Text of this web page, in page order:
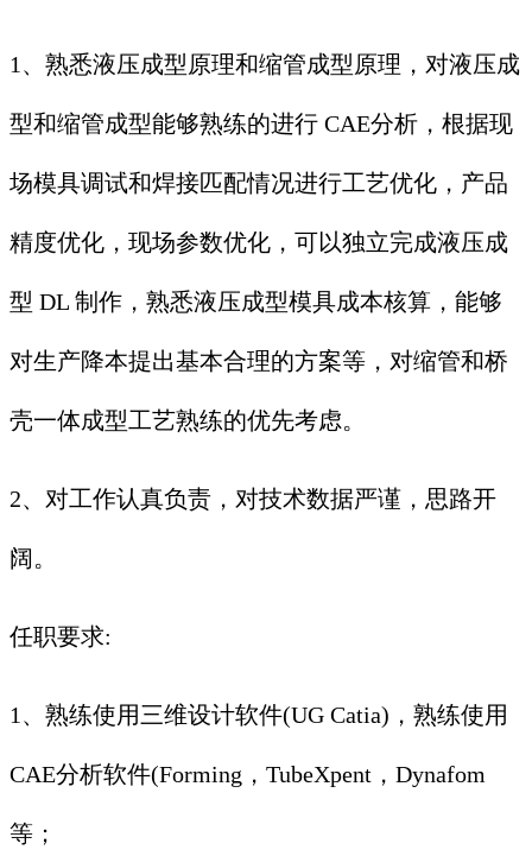
1、熟悉液压成型原理和缩管成型原理，对液压成
型和缩管成型能够熟练的进行 CAE分析，根据现
场模具调试和焊接匹配情况进行工艺优化，产品
精度优化，现场参数优化，可以独立完成液压成
型 DL 制作，熟悉液压成型模具成本核算，能够
对生产降本提出基本合理的方案等，对缩管和桥
壳一体成型工艺熟练的优先考虑。
2、对工作认真负责，对技术数据严谨，思路开
阔。
任职要求:
1、熟练使用三维设计软件(UG Catia)，熟练使用
CAE分析软件(Forming，TubeXpent，Dynafom
等；